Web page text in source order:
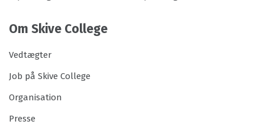
Om Skive College
Vedtægter
Job på Skive College
Organisation
Presse